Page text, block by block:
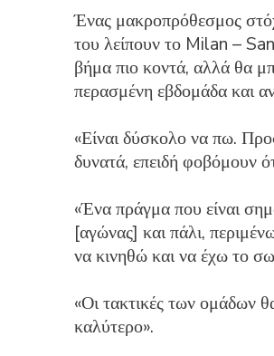
Ένας μακροπρόθεσμος
του λείπουν το Milan –
βήμα πιο κοντά, αλλά θα
περασμένη εβδομάδα και
«Είναι δύσκολο να πω.
δυνατά, επειδή φοβόμουν
«Ένα πράγμα που είναι
[αγώνας] και πάλι,
να κινηθώ και να έχω το
«Οι τακτικές των ομάδων
καλύτερο».